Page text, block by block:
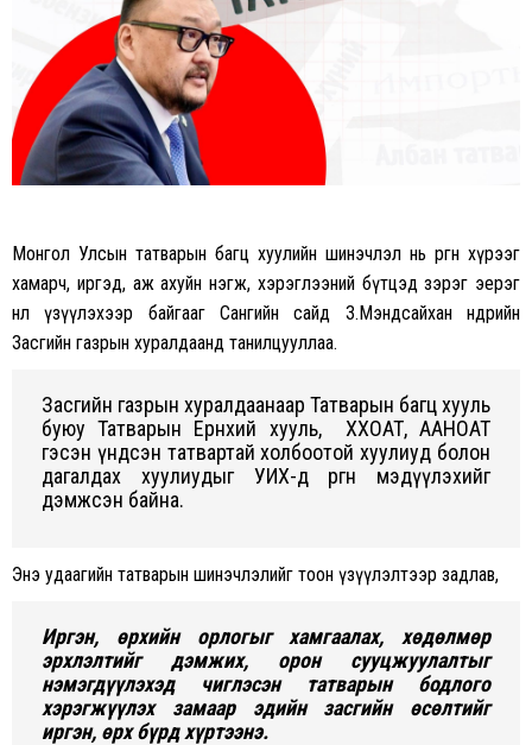
Монгол Улсын татварын багц хуулийн шинэчлэл нь өргөн хүрээг
хамарч, иргэд, аж ахуйн нэгж, хэрэглээний бүтцэд зэрэг эерэг
нөлөө үзүүлэхээр байгааг Сангийн сайд З.Мэндсайхан өнөөдрийн
Засгийн газрын хуралдаанд танилцууллаа.
Засгийн газрын хуралдаанаар Татварын багц хууль
буюу Татварын Ерөнхий хууль, ХХОАТ, ААНОАТ
гэсэн үндсэн татвартай холбоотой хуулиуд болон
дагалдах хуулиудыг УИХ-д өргөн мэдүүлэхийг
дэмжсэн байна.
Энэ удаагийн татварын шинэчлэлийг тоон үзүүлэлтээр задлав,
Иргэн, өрхийн орлогыг хамгаалах, хөдөлмөр
эрхлэлтийг дэмжих, орон сууцжуулалтыг
нэмэгдүүлэхэд чиглэсэн татварын бодлого
хэрэгжүүлэх замаар эдийн засгийн өсөлтийг
иргэн, өрх бүрд хүртээнэ.